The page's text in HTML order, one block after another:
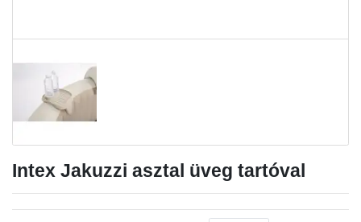
Intex Jakuzzi asztal üveg tartóval